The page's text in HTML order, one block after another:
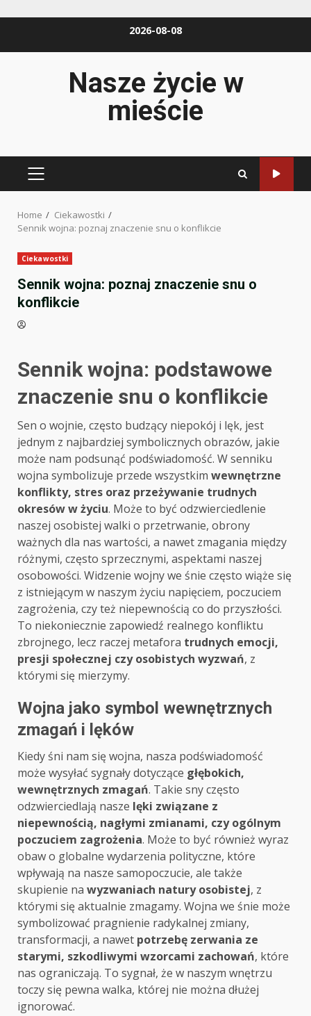
2026-08-08
Nasze życie w
mieście
PRIMARY
Home
Ciekawostki
Sennik wojna: poznaj znaczenie snu o konflikcie
Ciekawostki
Sennik wojna: poznaj znaczenie snu o
konflikcie
Sennik wojna: podstawowe
znaczenie snu o konflikcie
Sen o wojnie, często budzący niepokój i lęk, jest
jednym z najbardziej symbolicznych obrazów, jakie
może nam podsunąć podświadomość. W senniku
wojna symbolizuje przede wszystkim wewnętrzne
konflikty, stres oraz przeżywanie trudnych
okresów w życiu. Może to być odzwierciedlenie
naszej osobistej walki o przetrwanie, obrony
ważnych dla nas wartości, a nawet zmagania między
różnymi, często sprzecznymi, aspektami naszej
osobowości. Widzenie wojny we śnie często wiąże się
z istniejącym w naszym życiu napięciem, poczuciem
zagrożenia, czy też niepewnością co do przyszłości.
To niekoniecznie zapowiedź realnego konfliktu
zbrojnego, lecz raczej metafora trudnych emocji,
presji społecznej czy osobistych wyzwań, z
którymi się mierzymy.
Wojna jako symbol wewnętrznych
zmagań i lęków
Kiedy śni nam się wojna, nasza podświadomość
może wysyłać sygnały dotyczące głębokich,
wewnętrznych zmagań. Takie sny często
odzwierciedlają nasze lęki związane z
niepewnością, nagłymi zmianami, czy ogólnym
poczuciem zagrożenia. Może to być również wyraz
obaw o globalne wydarzenia polityczne, które
wpływają na nasze samopoczucie, ale także
skupienie na wyzwaniach natury osobistej, z
którymi się aktualnie zmagamy. Wojna we śnie może
symbolizować pragnienie radykalnej zmiany,
transformacji, a nawet potrzebę zerwania ze
starymi, szkodliwymi wzorcami zachowań, które
nas ograniczają. To sygnał, że w naszym wnętrzu
toczy się pewna walka, której nie można dłużej
ignorować.